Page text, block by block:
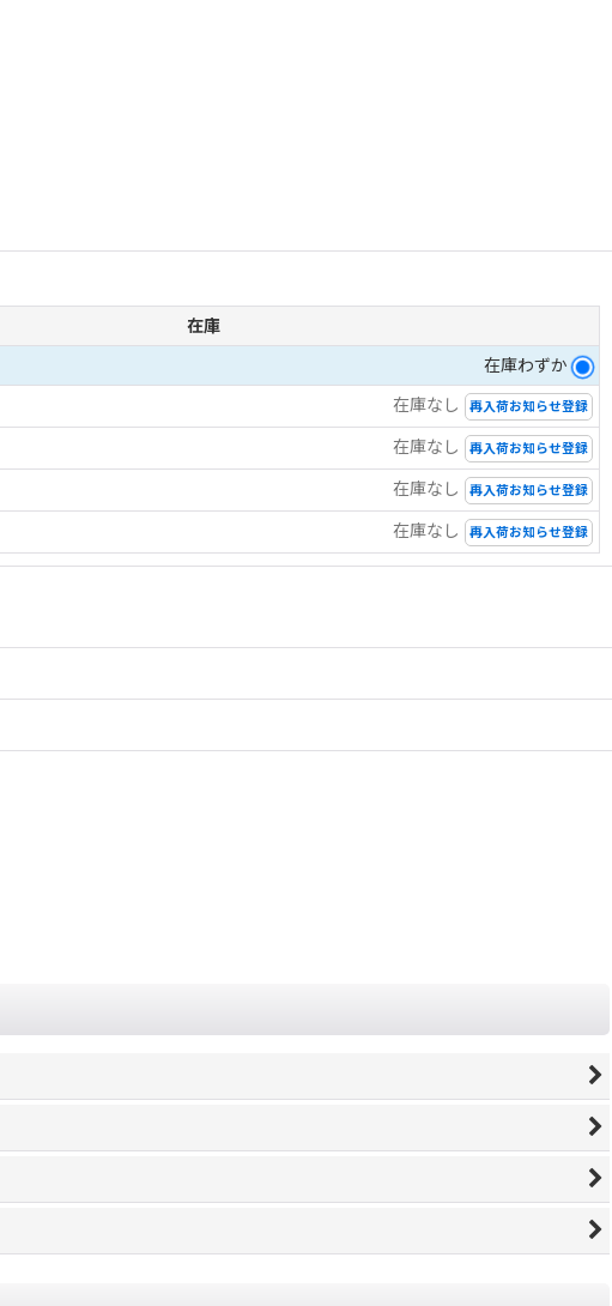
在庫
在庫わずか
在庫なし 再入荷お知らせ登録
在庫なし 再入荷お知らせ登録
在庫なし 再入荷お知らせ登録
在庫なし 再入荷お知らせ登録